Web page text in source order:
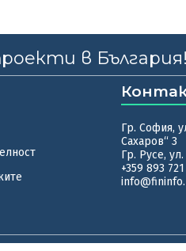
в България!
Гр. София,
Сахаров“ 3
Гр. Русе,
+359 893